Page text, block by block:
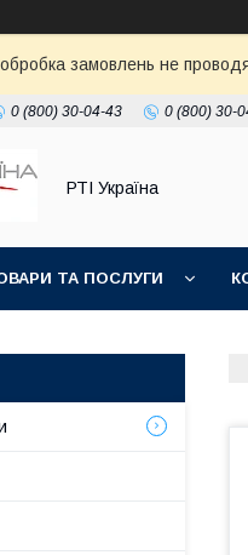
замовлень не
0 (800) 30-04-43 0 (800) 30-
РТІ Україна
ТА ПОСЛУГИ